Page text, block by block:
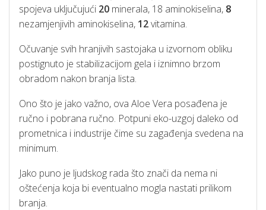
spojeva uključujući 20 minerala, 18 aminokiselina, 8
nezamjenjivih aminokiselina, 12vitamina.
Očuvanje svih hranjivih sastojaka u izvornom obliku
postignuto je stabilizacijom gela i iznimno brzom
obradom nakon branja lista.
Ono što je jako važno, ova Aloe Vera posađena je
ručno i pobrana ručno. Potpuni eko-uzgoj daleko od
prometnica i industrije čime su zagađenja svedena na
minimum.
Jako puno je ljudskog rada što znači da nema ni
oštećenja koja bi eventualno mogla nastati prilikom
branja.